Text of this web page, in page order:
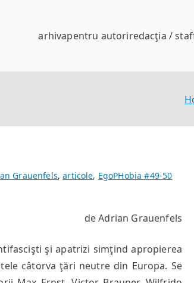
arhivapentru autoriredacţia /
Grauenfels,articole, EgoPHobia #49-50
de Adrian Grauenfels
şi apatrizi simţind apropierea
câtorva ţări neutre din Europa. Se